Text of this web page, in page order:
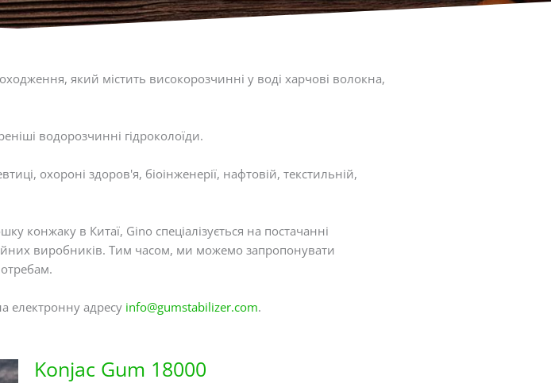
який містить високорозчинні у воді харчові волокна,
водорозчинні гідроколоїди.
охороні здоров'я, біоінженерії, нафтовій, текстильній,
конжаку в Китаї, Gino спеціалізується на постачанні
виробників. Тим часом, ми можемо запропонувати
електронну адресу info@gumstabilizer.com.
Konjac Gum 18000